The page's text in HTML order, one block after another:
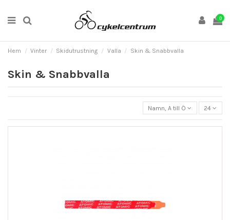
0
Hem Vinter Skidutrustning Valla Skin & Snabbvalla
Skin & Snabbvalla
Namn, A till Ö 24